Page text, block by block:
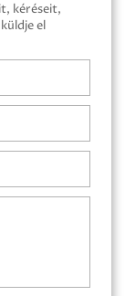
kéréseit,
el